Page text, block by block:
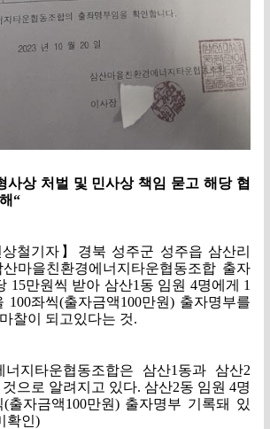
사상 처벌 및 민사상 책임 묻고 해당 협
“
철기자】 경북 성주군 성주읍 삼산리
마을친환경에너지타운협동조합 출자
15만원씩 받아 삼산1 동 임원 4명에게 1
100좌씩(출자금액100만원) 출자명부를
찰이 되고있다는 것.
너지타운협동조합은 삼산1 동과 삼산2
으로 알려지고 있다. 삼산2동 임원 4명
(출자금액100만원) 출자명부 기록돼 있
확인)